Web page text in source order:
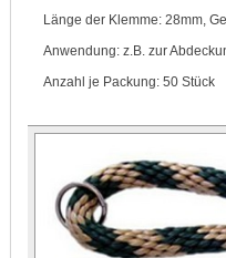
Länge der Klemme: 28mm,
Anwendung: z.B. zur
Anzahl je Packung: 50 Stück